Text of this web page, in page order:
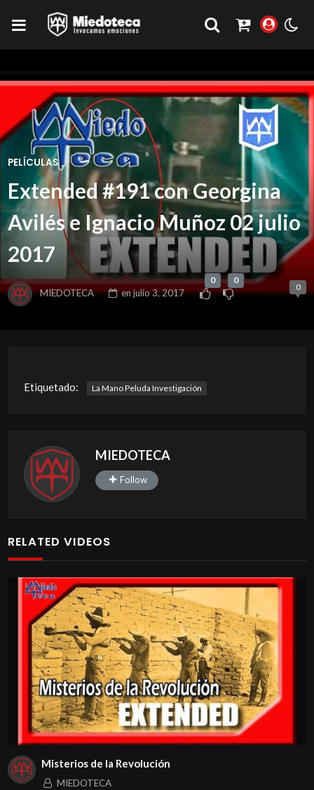
PELÍCULAS
Extended #191 con Georgina
Avilés e Ignacio Muñoz 02 julio
2017
MIEDOTECA enjulio 3, 2017
0 0
0
Etiquetado: La Mano Peluda Investigación
MIEDOTECA
Follow
RELATED VIDEOS
Misterios de la Revolución
MIEDOTECA